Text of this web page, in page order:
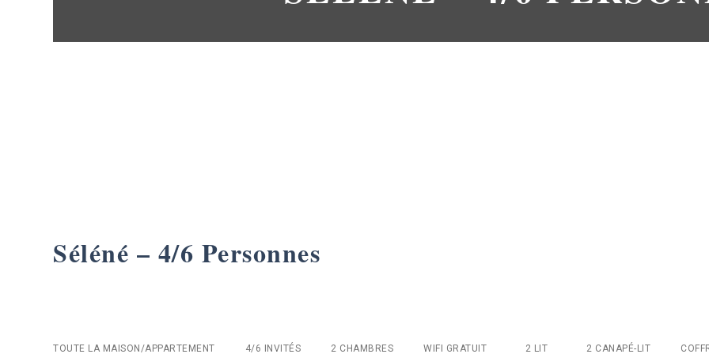
Séléné – 4/6 Personnes
TOUTE LA MAISON/APPARTEMENT 4/6 INVITÉS 2 CHAMBRES WIFI GRATUIT 2 LIT 2 CANAPÉ-LIT